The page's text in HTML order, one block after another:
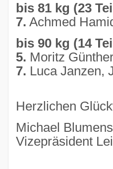
bis 81 kg (23
7. Achmed
bis 90 kg (14
5. Moritz
7. Luca Janzen,
Herzlichen
Michael
Vizepräsident